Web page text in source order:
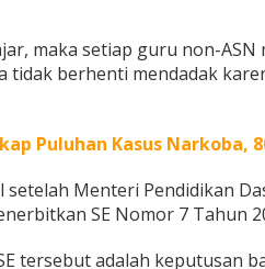
maka setiap guru non-ASN
tidak berhenti mendadak
Puluhan Kasus Narkoba,
Menteri Pendidikan
SE Nomor 7 Tahun
tersebut adalah keputusan